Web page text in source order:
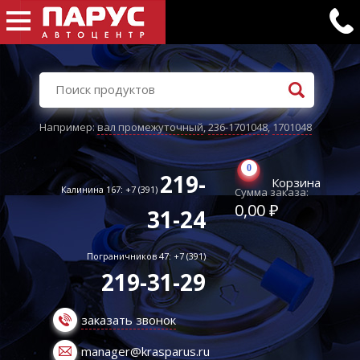
Например:вал промежуточный,236-1701048,1701048
Калинина 167: +7 (391) 219-
31-24
Пограничников 47: +7 (391)
219-31-29
заказать звонок
manager@krasparus.ru
0
Корзина
Сумма заказа:
0,00 ₽